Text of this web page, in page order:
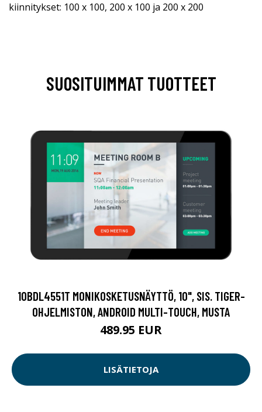
kiinnitykset: 100 x 100, 200 x 100 ja 200 x 200
SUOSITUIMMAT TUOTTEET
10BDL4551T MONIKOSKETUSNÄYTTÖ, 10", SIS. TIGER-
OHJELMISTON, ANDROID MULTI-TOUCH, MUSTA
489.95 EUR
LISÄTIETOJA